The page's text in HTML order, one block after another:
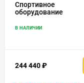
Спортивное
оборудование
В НАЛИЧИИ
244 440